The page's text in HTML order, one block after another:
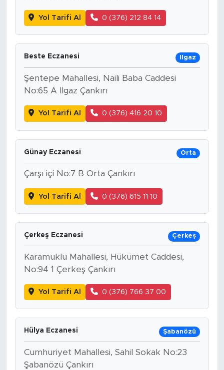
Yol Tarifi Al 0 (376) 212 84 14
Beste Eczanesi Ilgaz
Şentepe Mahallesi, Naili Baba Caddesi
No:65 A Ilgaz Çankırı
Yol Tarifi Al 0 (376) 416 20 10
Günay Eczanesi Orta
Çarşı içi No:7 B Orta Çankırı
Yol Tarifi Al 0 (376) 615 11 10
Çerkeş Eczanesi Çerkeş
Karamuklu Mahallesi, Hükümet Caddesi,
No:94 1 Çerkeş Çankırı
Yol Tarifi Al 0 (376) 766 37 00
Hülya Eczanesi Şabanözü
Cumhuriyet Mahallesi, Sahil Sokak No:23
Şabanözü Çankırı
Eğitim
Ekonomi
Hava Durumu
Bingöl Kaza Haberleri